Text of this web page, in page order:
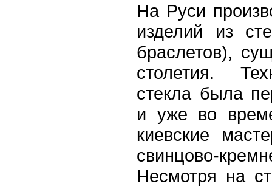
На Руси
изделий из
браслетов),
столетия.
стекла была
и уже во
киевские
свинцово-
Несмотря на